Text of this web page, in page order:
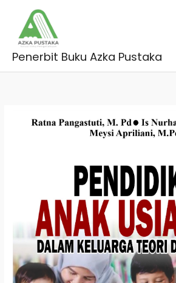
content
Penerbit Buku Azka Pustaka